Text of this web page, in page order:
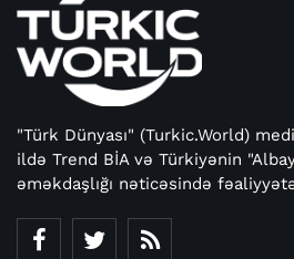
"Türk Dünyası" (Turkic.World)
ildə Trend BİA və Türkiyənin
əməkdaşlığı nəticəsində